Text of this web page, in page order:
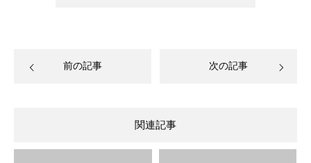
前の記事 次の記事
関連記事